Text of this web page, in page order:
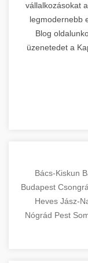
vállalkozásokat
legmodernebb
Blog
üzenetedet a
Bács-Kiskun
Budapest
Heves Jász-
Nógrád Pest